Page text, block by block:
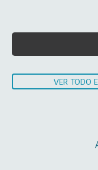
VER TODO